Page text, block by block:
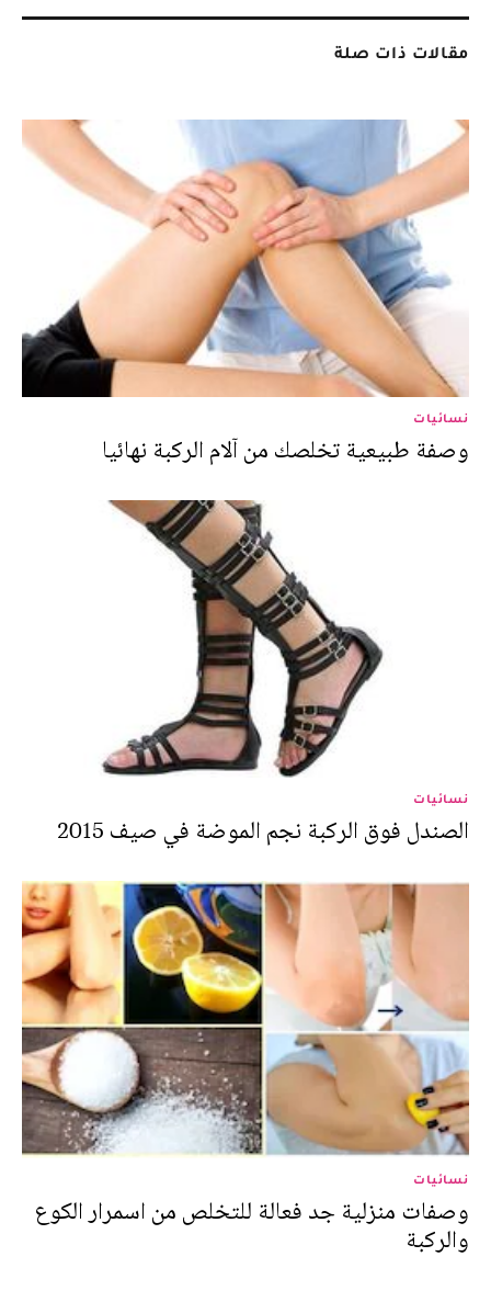
مقالات ذات صلة
نسائيات
وصفة طبيعية تخلصك من آلام الركبة نهائيا
نسائيات
الصندل فوق الركبة نجم الموضة في صيف 2015
نسائيات
وصفات منزلية جد فعالة للتخلص من اسمرار الكوع
والركبة